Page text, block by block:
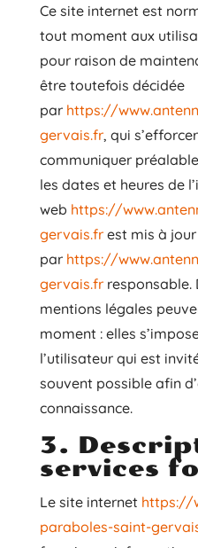
Ce site internet est
tout moment aux
pour raison de
être toutefois décidée
par https://
gervais.fr, qui
communiquer
les dates et heures de
web https://
gervais.frest mis à
par https://
gervais.fr responsable.
mentions légales
moment : elles
l’utilisateur qui est
souvent possible afin
connaissance.
3.
services
Le site internet https://
paraboles-saint-